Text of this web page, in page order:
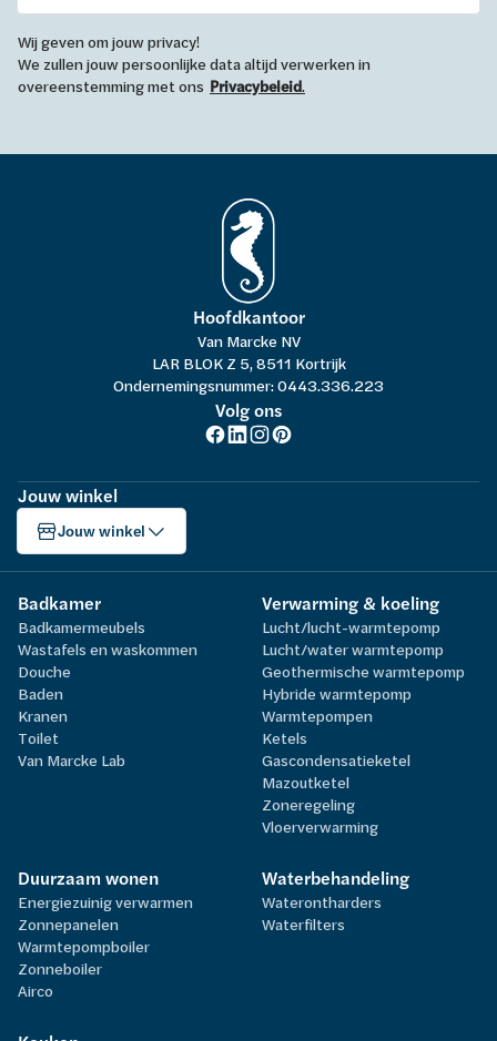
Wij geven om jouw privacy!
We zullen jouw persoonlijke data altijd verwerken in
overeenstemming met ons Privacybeleid.
Hoofdkantoor
Van Marcke NV
LAR BLOK Z 5, 8511 Kortrijk
Ondernemingsnummer: 0443.336.223
Volg ons
Jouw winkel
Jouw winkel
Badkamer
Badkamermeubels
Wastafels en waskommen
Douche
Baden
Kranen
Toilet
Van Marcke Lab
Verwarming & koeling
Lucht/lucht-warmtepomp
Lucht/water warmtepomp
Geothermische warmtepomp
Hybride warmtepomp
Warmtepompen
Ketels
Gascondensatieketel
Mazoutketel
Zoneregeling
Vloerverwarming
Duurzaam wonen
Energiezuinig verwarmen
Zonnepanelen
Warmtepompboiler
Zonneboiler
Airco
Waterbehandeling
Waterontharders
Waterfilters